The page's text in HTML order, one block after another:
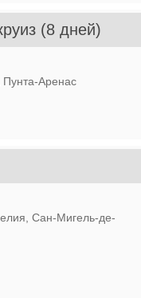
(8 дней)
Аренас
Сан-Мигель-де-